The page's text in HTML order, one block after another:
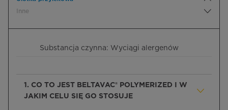
Inne
Substancja czynna: Wyciągi alergenów
1. CO TO JEST BELTAVAC® POLYMERIZED I W
JAKIM CELU SIĘ GO STOSUJE